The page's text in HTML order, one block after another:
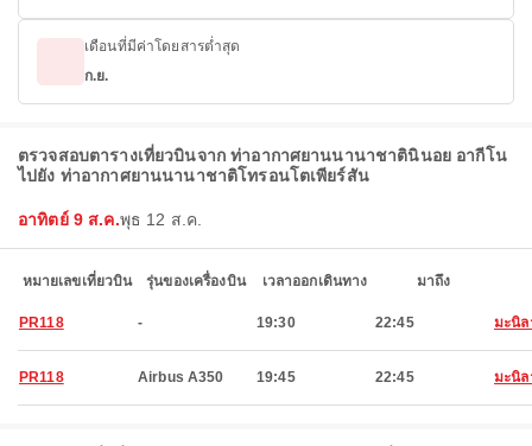
เดือนที่มีค่าโดยสารต่ำสุด
ก.ย.
ตรวจสอบตารางเที่ยวบินจาก ท่าอากาศยานนานาชาตินินอย อากีโน
ไปยัง ท่าอากาศยานนานาชาติโทรอนโตเพียร์สัน
อาทิตย์ 9 ส.ค.พุธ 12 ส.ค.
หมายเลขเที่ยวบิน รุ่นของเครื่องบิน เวลาออกเดินทาง มาถึง
PR118 - 19:30 22:45 มะนิล
PR118 Airbus A350 19:45 22:45 มะนิล